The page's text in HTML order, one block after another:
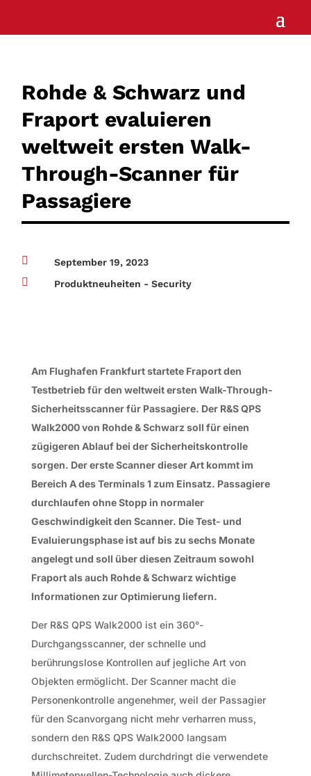
Rohde & Schwarz und
Fraport evaluieren
weltweit ersten Walk-
Through-Scanner für
Passagiere
 September 19, 2023
 Produktneuheiten - Security
Am Flughafen Frankfurt startete Fraport den
Testbetrieb für den weltweit ersten Walk-Through-
Sicherheitsscanner für Passagiere. Der R&S QPS
Walk2000 von Rohde & Schwarz soll für einen
zügigeren Ablauf bei der Sicherheits­kontrolle
sorgen. Der erste Scanner dieser Art kommt im
Bereich A des Terminals 1 zum Einsatz. Passagiere
durchlaufen ohne Stopp in normaler
Geschwindigkeit den Scanner. Die Test- und
Evaluierungsphase ist auf bis zu sechs Monate
angelegt und soll über diesen Zeitraum sowohl
Fraport als auch Rohde & Schwarz wichtige
Informationen zur Optimierung liefern.
Der R&S QPS Walk2000 ist ein 360°-
Durchgangsscanner, der schnelle und
berührungslose Kontrollen auf jegliche Art von
Objekten ermöglicht. Der Scanner macht die
Personenkontrolle angenehmer, weil der Passagier
für den Scanvorgang nicht mehr verharren muss,
sondern den R&S QPS Walk2000 langsam
durchschreitet. Zudem durchdringt die verwendete